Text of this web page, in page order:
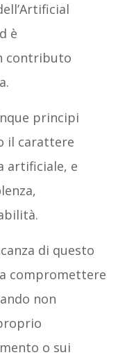
è
contributo
principi
il carattere
artificiale, e
di questo
compromettere
non
o sui